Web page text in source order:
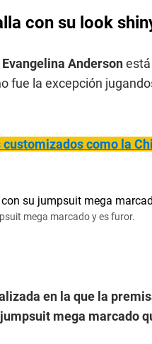
con su look
Evangelina Anderson
fue la excepción
como la
mega marcado y es furor.
en la que la
mega marcado